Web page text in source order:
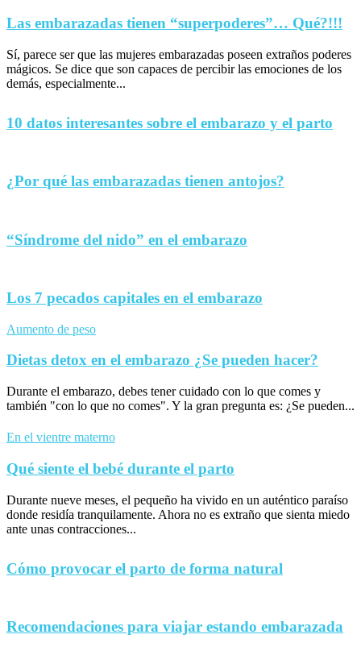
Las embarazadas tienen “superpoderes”… Qué?!!!
Sí, parece ser que las mujeres embarazadas poseen extraños poderes
mágicos. Se dice que son capaces de percibir las emociones de los
demás, especialmente...
10 datos interesantes sobre el embarazo y el parto
¿Por qué las embarazadas tienen antojos?
“Síndrome del nido” en el embarazo
Los 7 pecados capitales en el embarazo
Aumento de peso
Dietas detox en el embarazo ¿Se pueden hacer?
Durante el embarazo, debes tener cuidado con lo que comes y
también "con lo que no comes". Y la gran pregunta es: ¿Se pueden...
En el vientre materno
Qué siente el bebé durante el parto
Durante nueve meses, el pequeño ha vivido en un auténtico paraíso
donde residía tranquilamente. Ahora no es extraño que sienta miedo
ante unas contracciones...
Cómo provocar el parto de forma natural
Recomendaciones para viajar estando embarazada